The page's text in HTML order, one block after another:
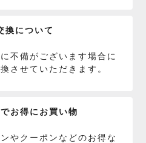
換について
不備がございます場合に
させていただきます。
お得にお買い物
やクーポンなどのお得な